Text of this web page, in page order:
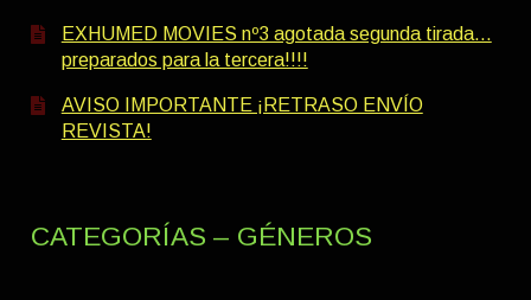
EXHUMED MOVIES nº3 agotada segunda tirada…
preparados para la tercera!!!!
AVISO IMPORTANTE ¡RETRASO ENVÍO
REVISTA!
CATEGORÍAS – GÉNEROS